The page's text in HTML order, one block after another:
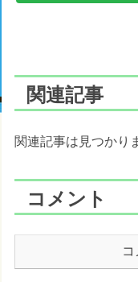
関連記事
関連記事は見つかり
コメント